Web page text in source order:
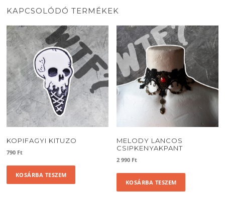
KAPCSOLÓDÓ TERMÉKEK
KOPIFAGYI KITUZO
790 Ft
KOSÁRBA TESZEM
MELODY LANCOS
CSIPKENYAKPANT
2 990 Ft
KOSÁRBA TESZEM